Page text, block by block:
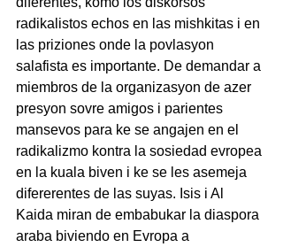
radikalistos echos en las mishkitas i en
las priziones onde la povlasyon
salafista es importante. De demandar a
miembros de la organizasyon de azer
presyon sovre amigos i parientes
mansevos para ke se angajen en el
radikalizmo kontra la sosiedad evropea
en la kuala biven i ke se les asemeja
difererentes de las suyas. Isis i Al
Kaida miran de embabukar la diaspora
araba biviendo en Evropa a